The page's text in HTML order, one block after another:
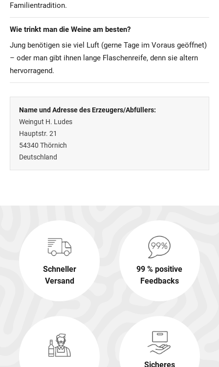
Familientradition.
Wie trinkt man die Weine am besten?
Jung benötigen sie viel Luft (gerne Tage im Voraus geöffnet)
– oder man gibt ihnen lange Flaschenreife, denn sie altern
hervorragend.
Name und Adresse des Erzeugers/Abfüllers:
Weingut H. Ludes
Hauptstr. 21
54340 Thörnich
Deutschland
Schneller
Versand
99 % positive
Feedbacks
Sicheres